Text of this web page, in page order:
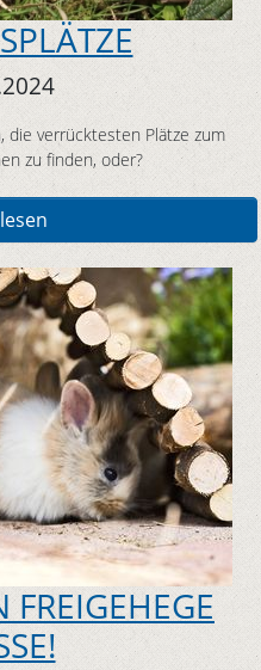
die verrücktesten Plätze zum
zu finden, oder?
FREIGEHEGE